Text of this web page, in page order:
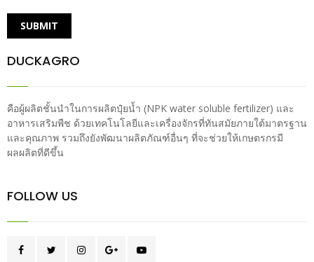
DUCKAGRO
คือผู้ผลิตชั้นนำในการผลิตปุ๋ยน้ำ (NPK water soluble fertilizer) และ
อาหารเสริมพืช ด้วยเทคโนโลยีและเครื่องจักรที่ทันสมัยภายใต้มาตรฐาน
และคุณภาพ รวมถึงยังพัฒนาผลิตภัณฑ์อื่นๆ ที่จะช่วยให้เกษตรกรมี
ผลผลิตที่ดีขึ้น
FOLLOW US